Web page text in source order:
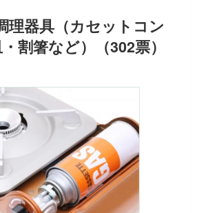
理器具（カセットコン
割箸など）（302票）